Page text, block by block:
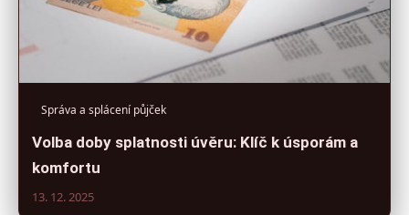
Správa a splácení půjček
Volba doby splatnosti úvěru: Klíč k úsporám a
komfortu
13. 12. 2025